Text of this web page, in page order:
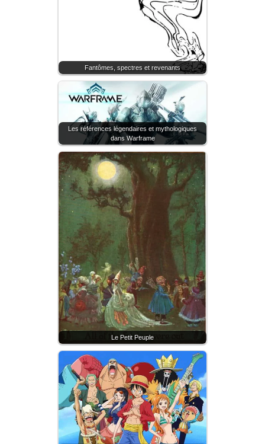
Fantômes, spectres et revenants
Les références légendaires et mythologiques
dans Warframe
Le Petit Peuple